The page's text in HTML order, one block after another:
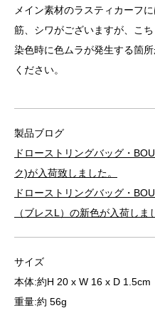
メイン素材のラスティカーフ
筋、シワがございますが、こ
染色時に色ムラが発生する箇
ください。
製品ブログ
ドローストリングバッグ・
ク)が入荷致しました。
ドローストリングバッグ・
（ブレスL）の新色が入荷しま
サイズ
本体:約H 20 x W 16 x D 1.5cm
重量:約 56g